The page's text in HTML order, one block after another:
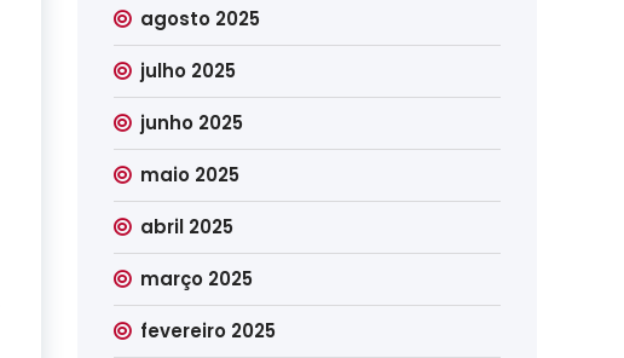
agosto 2025
julho 2025
junho 2025
maio 2025
abril 2025
março 2025
fevereiro 2025